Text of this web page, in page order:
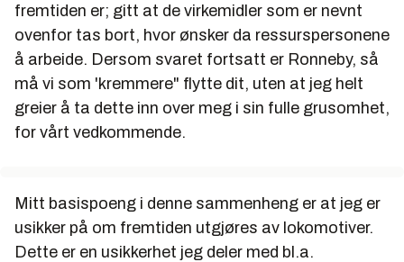
fremtiden er; gitt at de virkemidler som er nevnt
ovenfor tas bort, hvor ønsker da ressurspersonene
å arbeide. Dersom svaret fortsatt er Ronneby, så
må vi som 'kremmere" flytte dit, uten at jeg helt
greier å ta dette inn over meg i sin fulle grusomhet,
for vårt vedkommende.
Mitt basispoeng i denne sammenheng er at jeg er
usikker på om fremtiden utgjøres av lokomotiver.
Dette er en usikkerhet jeg deler med bl.a.